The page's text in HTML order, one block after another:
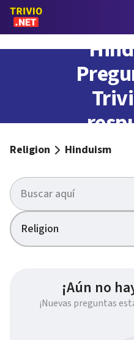
Religion Hinduism
Religion
¡Aún no
¡Nuevas preguntas